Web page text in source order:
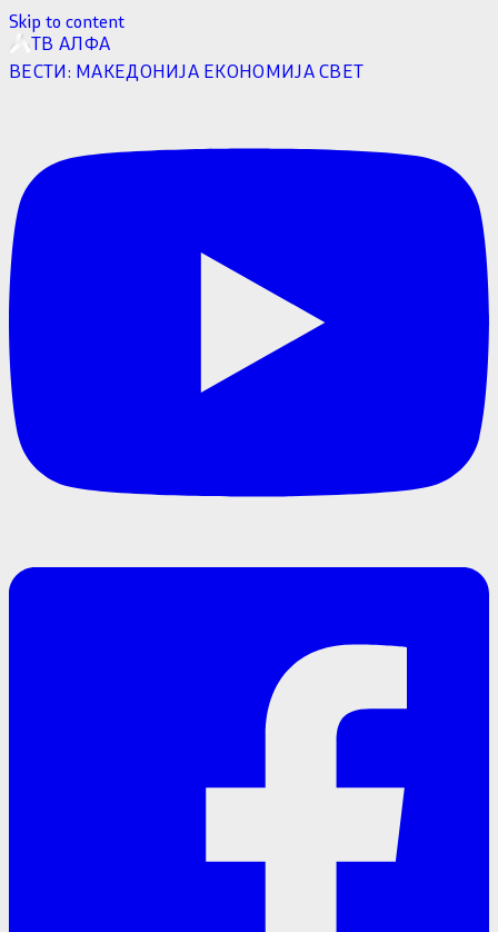
Skip to content
ТВ АЛФА
ВЕСТИ: МАКЕДОНИЈА ЕКОНОМИЈАСВЕТ